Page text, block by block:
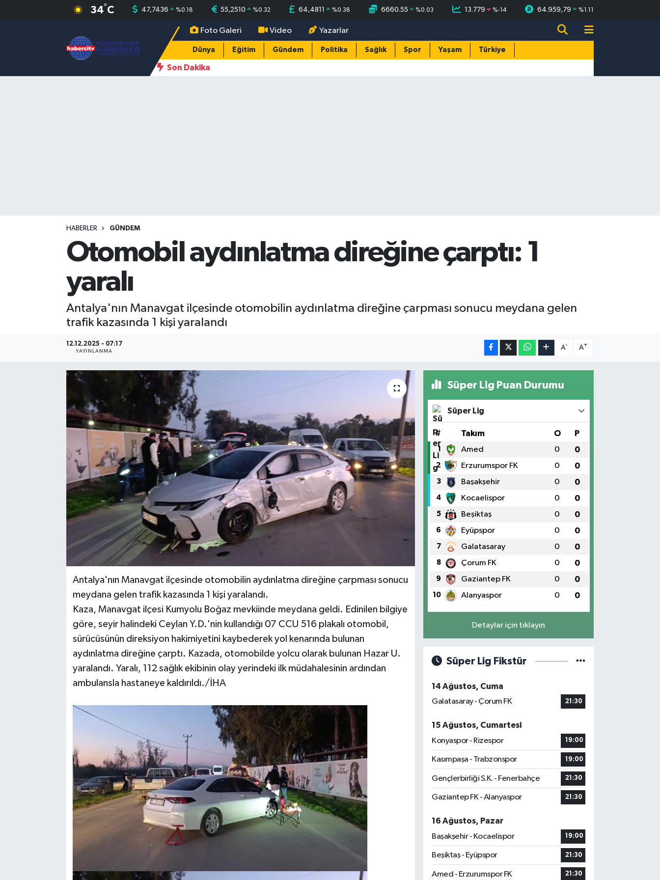
34°C 47,7436 %0.18 55,2510 %0.32 64,4811 %0.38 6660.55 %0.03 13.779 %-14 64.959,79 %1.11
Foto Galeri Video Yazarlar
Dünya Eğitim Gündem Politika Sağlık Spor Yaşam Türkiye
Son Dakika
HABERLER GÜNDEM
Otomobil aydınlatma direğine çarptı: 1
yaralı
Antalya'nın Manavgat ilçesinde otomobilin aydınlatma direğine çarpması sonucu meydana gelen
trafik kazasında 1 kişi yaralandı
12.12.2025 - 07:17
YAYINLANMA
A- A+
Antalya'nın Manavgat ilçesinde otomobilin aydınlatma direğine çarpması sonucu
meydana gelen trafik kazasında 1 kişi yaralandı.
Kaza, Manavgat ilçesi Kumyolu Boğaz mevkiinde meydana geldi. Edinilen bilgiye
göre, seyir halindeki Ceylan Y.D.'nin kullandığı 07 CCU 516 plakalı otomobil,
sürücüsünün direksiyon hakimiyetini kaybederek yol kenarında bulunan
aydınlatma direğine çarptı. Kazada, otomobilde yolcu olarak bulunan Hazar U.
yaralandı. Yaralı, 112 sağlık ekibinin olay yerindeki ilk müdahalesinin ardından
ambulansla hastaneye kaldırıldı./İHA
Süper Lig Puan Durumu
Süper Lig
# Takım O P
1 Amed 0 0
2 Erzurumspor FK 0 0
3 Başakşehir 0 0
4 Kocaelispor 0 0
5 Beşiktaş 0 0
6 Eyüpspor 0 0
7 Galatasaray 0 0
8 Çorum FK 0 0
9 Gaziantep FK 0 0
10 Alanyaspor 0 0
Detaylar için tıklayın
Süper Lig Fikstür
14 Ağustos, Cuma
Galatasaray - Çorum FK
21:30
15 Ağustos, Cumartesi
Konyaspor - Rizespor
19:00
Kasımpaşa - Trabzonspor 19:00
Gençlerbirliği S.K. - Fenerbahçe 21:30
Gaziantep FK - Alanyaspor 21:30
16 Ağustos, Pazar
Başakşehir - Kocaelispor
19:00
Beşiktaş - Eyüpspor 21:30
Amed - Erzurumspor FK 21:30
Nöbetçi Eczaneler
Hava Durumu